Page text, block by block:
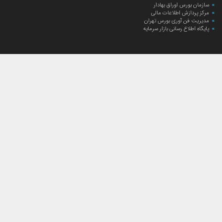
سازمان بورس اوراق بهادار
مرکز پردازش اطلاعات مالی
مدیریت فن آوری بورس تهران
پایگاه اطلاع رسانی بازار سرمایه
ارتباط با صندوق